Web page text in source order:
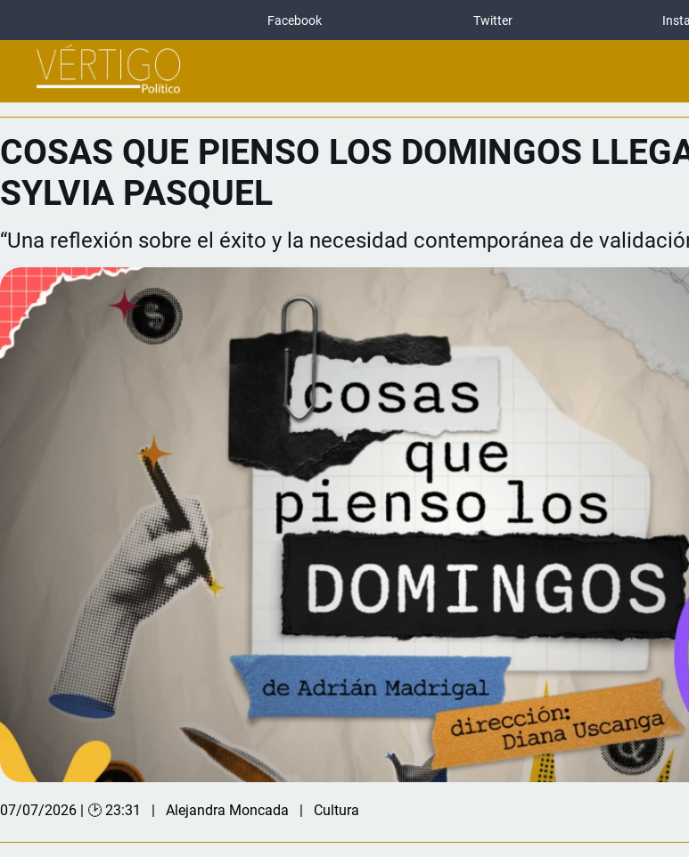
Facebook Twitter
COSAS QUE PIENSO LOS DOMINGOS
SYLVIA PASQUEL
“Una reflexión sobre el éxito y la necesidad contemporánea de
07/07/2026 | 🕑 23:31 Alejandra Moncada Cultura